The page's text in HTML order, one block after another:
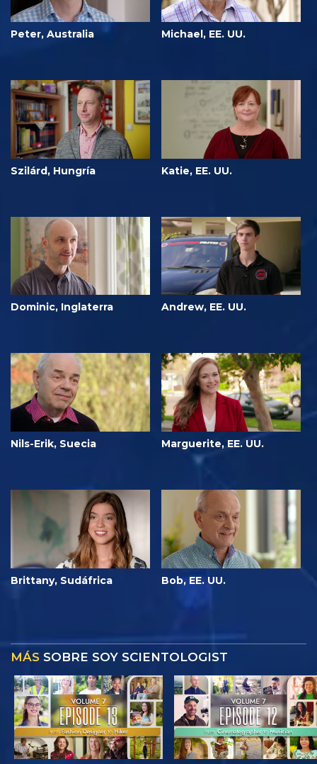
Peter, Australia Michael, EE. UU.
Szilárd, Hungría Katie, EE. UU.
Dominic, Inglaterra Andrew, EE. UU.
Nils-Erik, Suecia Marguerite, EE. UU.
Brittany, Sudáfrica Bob, EE. UU.
MÁS SOBRE SOY SCIENTOLOGIST